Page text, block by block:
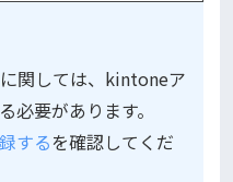
関しては、kintoneア
要があります。
するを確認してくだ